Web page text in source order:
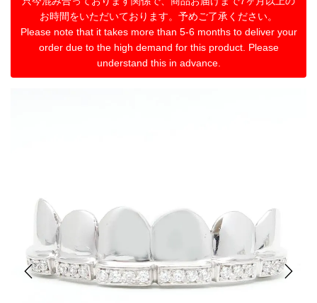
お時間をいただいております。予めご了承ください。
Please note that it takes more than 5-6 months to deliver your
order due to the high demand for this product. Please
understand this in advance.